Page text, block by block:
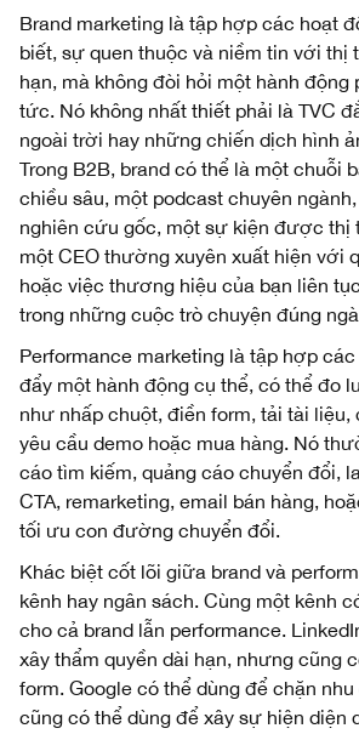
Brand marketing là tập hợp các hoạt
biết, sự quen thuộc và niềm tin với thị
hạn, mà không đòi hỏi một hành động
tức. Nó không nhất thiết phải là TVC
ngoài trời hay những chiến dịch hình
Trong B2B, brand có thể là một chuỗi
chiều sâu, một podcast chuyên
nghiên cứu gốc, một sự kiện được
một CEO thường xuyên xuất hiện với
hoặc việc thương hiệu của bạn liên
trong những cuộc trò chuyện đúng
Performance marketing là tập hợp
đẩy một hành động cụ thể, có thể đo
như nhấp chuột, điền form, tải tài liệu,
yêu cầu demo hoặc mua hàng. Nó
cáo tìm kiếm, quảng cáo chuyển đổi,
CTA, remarketing, email bán hàng,
tối ưu con đường chuyển đổi.
Khác biệt cốt lõi giữa brand và
kênh hay ngân sách. Cùng một kênh
cho cả brand lẫn performance.
xây thẩm quyền dài hạn, nhưng cũng
form. Google có thể dùng để chặn
cũng có thể dùng để xây sự hiện diện